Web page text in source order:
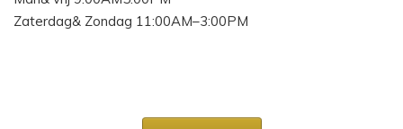
Zaterdag& Zondag 11:00AM–3:00PM